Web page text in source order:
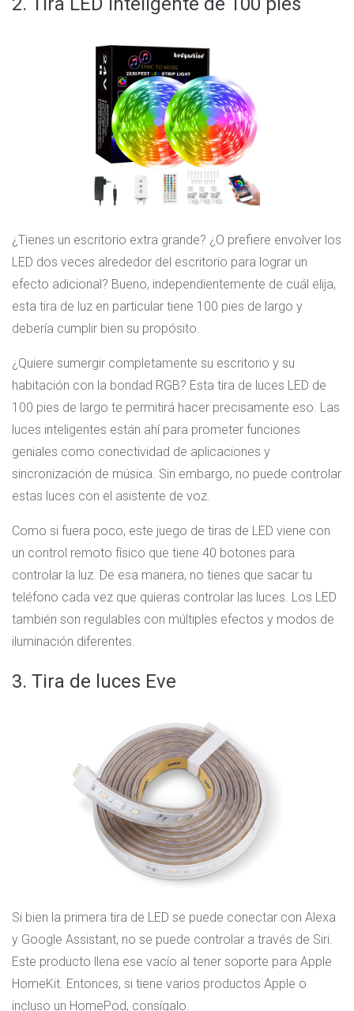
¿Tienes un escritorio extra grande? ¿O prefiere envolver los
LED dos veces alrededor del escritorio para lograr un
efecto adicional? Bueno, independientemente de cuál elija,
esta tira de luz en particular tiene 100 pies de largo y
debería cumplir bien su propósito.
¿Quiere sumergir completamente su escritorio y su
habitación con la bondad RGB? Esta tira de luces LED de
100 pies de largo te permitirá hacer precisamente eso. Las
luces inteligentes están ahí para prometer funciones
geniales como conectividad de aplicaciones y
sincronización de música. Sin embargo, no puede controlar
estas luces con el asistente de voz.
Como si fuera poco, este juego de tiras de LED viene con
un control remoto físico que tiene 40 botones para
controlar la luz. De esa manera, no tienes que sacar tu
teléfono cada vez que quieras controlar las luces. Los LED
también son regulables con múltiples efectos y modos de
iluminación diferentes.
3. Tira de luces Eve
Si bien la primera tira de LED se puede conectar con Alexa
y Google Assistant, no se puede controlar a través de Siri.
Este producto llena ese vacío al tener soporte para Apple
HomeKit. Entonces, si tiene varios productos Apple o
incluso un HomePod, consígalo.